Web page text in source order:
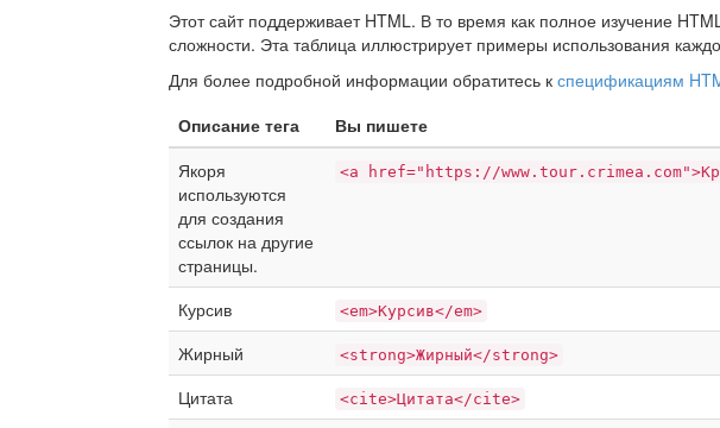
Этот сайт поддерживает HTML. В то время как полное изучение
сложности. Эта таблица иллюстрирует примеры использования
Для более подробной информации обратитесь к спецификациям
Описание тега
Вы пишете
Якоря
используются
для создания
ссылок на другие
страницы.
<a href="https://
Курсив <em>Курсив</em>
Жирный
<strong>Жирный</strong>
Цитата
<cite>Цитата</cite>